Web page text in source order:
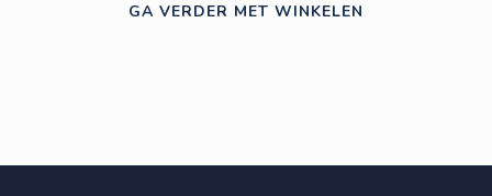
GA VERDER MET WINKELEN